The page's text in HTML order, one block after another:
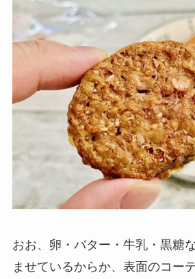
おお、卵・バター・牛乳・黒糖
ませているからか、表面のコー